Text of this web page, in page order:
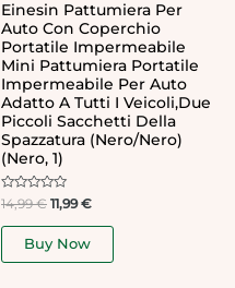
Einesin Pattumiera Per
Auto Con Coperchio
Portatile Impermeabile
Mini Pattumiera Portatile
Impermeabile Per Auto
Adatto A Tutti I Veicoli,Due
Piccoli Sacchetti Della
Spazzatura (Nero/Nero)
(Nero, 1)
Rated
0
out
14,99€ 11,99€
Buy Now